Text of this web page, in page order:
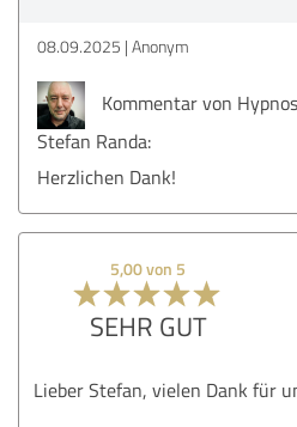
08.09.2025 Anonym
Kommentar von
Stefan Randa:
Herzlichen Dank!
5,00 von 5
SEHR GUT
Lieber Stefan, vielen Dank für